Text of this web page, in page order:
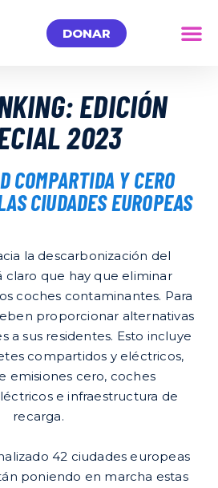
DONAR
EDICIÓN
2023
COMPARTIDA Y CERO
CIUDADES EUROPEAS
la descarbonización del
claro que hay que eliminar
coches contaminantes. Para
proporcionar alternativas
a sus residentes. Esto incluye
compartidos y eléctricos,
emisiones cero, coches
e infraestructura de
recarga.
42 ciudades europeas
poniendo en marcha estas